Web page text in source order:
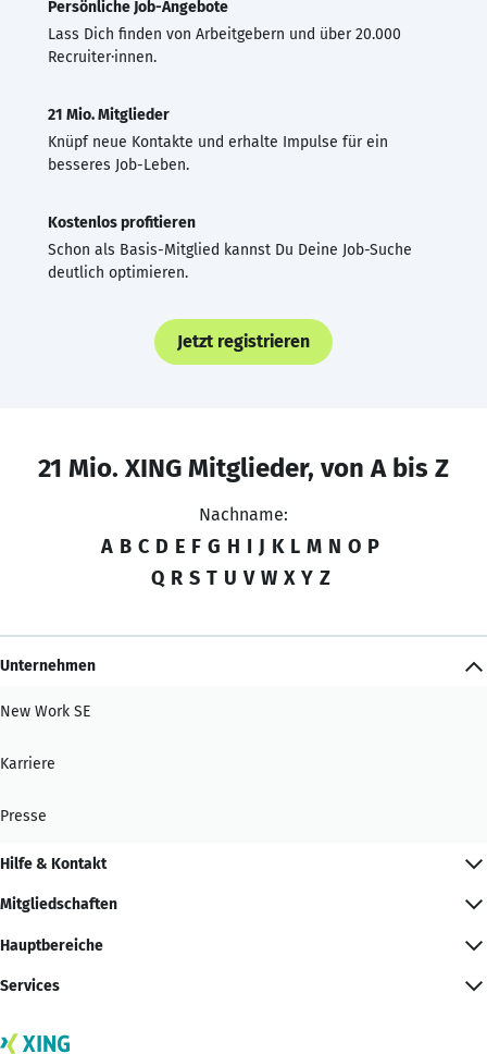
Persönliche Job-Angebote
Lass Dich finden von Arbeitgebern und über 20.000
Recruiter·innen.
21 Mio. Mitglieder
Knüpf neue Kontakte und erhalte Impulse für ein
besseres Job-Leben.
Kostenlos profitieren
Schon als Basis-Mitglied kannst Du Deine Job-Suche
deutlich optimieren.
Jetzt registrieren
21 Mio. XING Mitglieder, von A bis Z
Nachname:
A B C D E F G H I J K L M N O P
Q R S T U V W X Y Z
Unternehmen
New Work SE
Karriere
Presse
Hilfe & Kontakt
Mitgliedschaften
Hauptbereiche
Services